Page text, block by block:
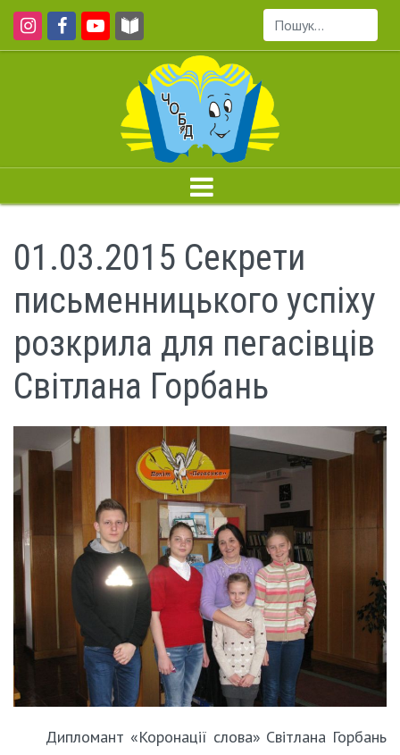
Пошук...
01.03.2015 Секрети
письменницького успіху
розкрила для пегасівців
Світлана Горбань
Дипломант «Коронації слова» Світлана Горбань